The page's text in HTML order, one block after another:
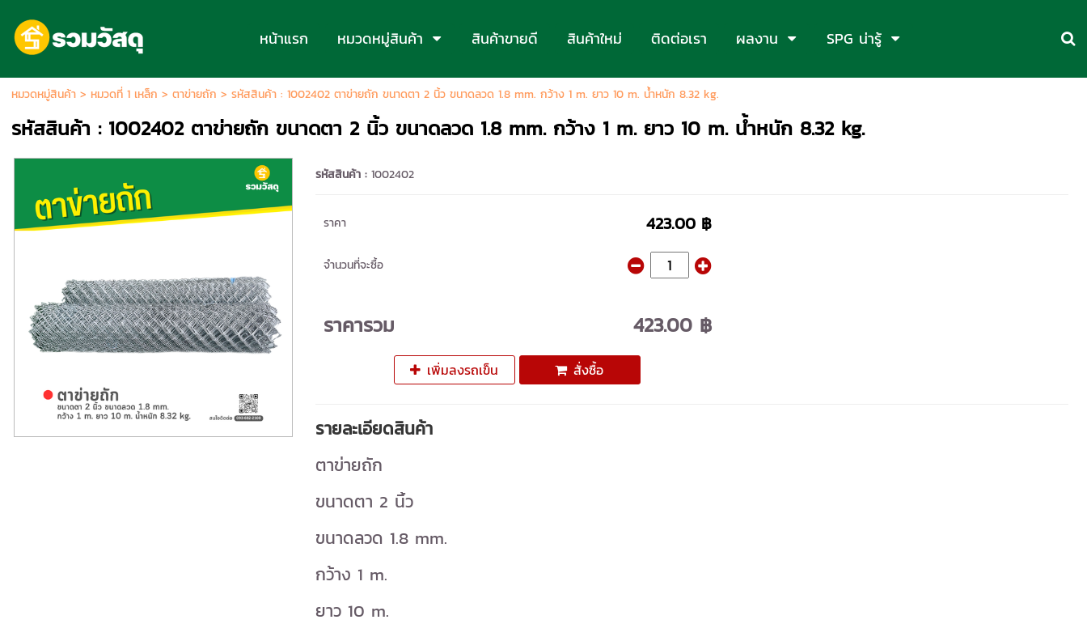
หน้าแรก หมวดหมู่สินค้า สินค้าขายดี สินค้าใหม่ ติดต่อเรา ผลงาน SPG น่ารู้
หมวดหมู่สินค้า> หมวดที่ 1 เหล็ก > ตาข่ายถัก > รหัสสินค้า : 1002402 ตาข่ายถัก ขนาดตา 2 นิ้ว ขนาดลวด 1.8 mm. กว้าง 1 m. ยาว 10 m. น้ำหนัก 8.32 kg.
รหัสสินค้า : 1002402 ตาข่ายถัก ขนาดตา 2 นิ้ว ขนาดลวด 1.8 mm. กว้าง 1 m. ยาว 10 m. น้ำหนัก 8.32 kg.
รหัสสินค้า : 1002402
ราคา 423.00 ฿
จำนวนที่จะซื้อ
ราคารวม 423.00 ฿
เพิ่มลงรถเข็น สั่งซื้อ
รายละเอียดสินค้า
ตาข่ายถัก
ขนาดตา 2 นิ้ว
ขนาดลวด 1.8 mm.
กว้าง 1 m.
ยาว 10 m.